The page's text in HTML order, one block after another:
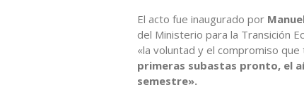
El acto fue inaugurado por
del Ministerio para la Transición
«la voluntad y el compromiso
primeras subastas pronto, el
semestre».